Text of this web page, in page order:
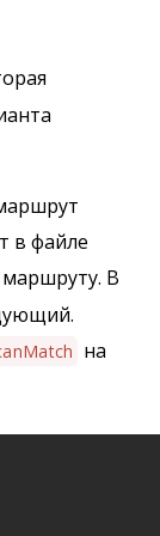
в файле
В
на